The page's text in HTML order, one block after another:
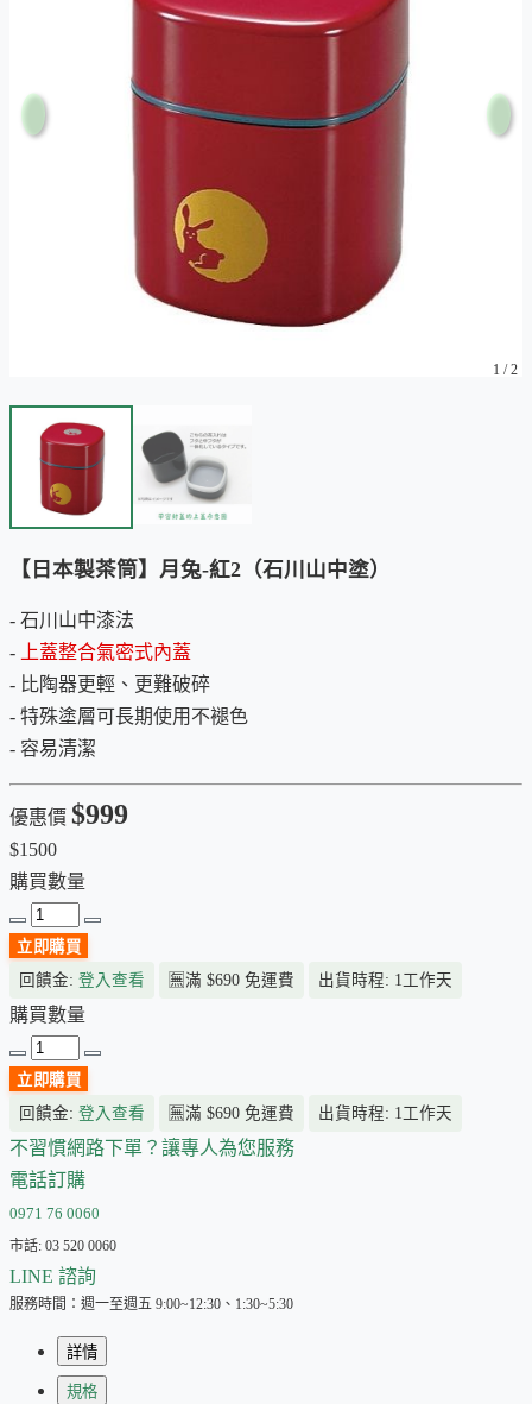
1 /2
【日本製茶筒】月兔-紅2（石川山中塗）
- 石川山中漆法
-
上蓋整合氣密式內蓋
- 比陶器更輕、更難破碎
- 特殊塗層可長期使用不褪色
- 容易清潔
優惠價 $999
$1500
購買數量
立即購買
回饋金: 登入查看 🈚滿 $690 免運費 出貨時程: 1工作天
購買數量
立即購買
回饋金: 登入查看 🈚滿 $690 免運費 出貨時程: 1工作天
不習慣網路下單？讓專人為您服務
電話訂購
0971 76 0060
市話: 03 520 0060
LINE 諮詢
服務時間：週一至週五 9:00~12:30、1:30~5:30
詳情
規格